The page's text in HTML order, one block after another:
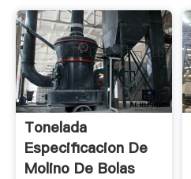
Tonelada
Especificacion De
Molino De Bolas